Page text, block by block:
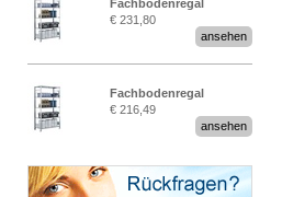
Fachbodenregal
Stecksystem MultiPlus
€ 231,80
ansehen
Fachbodenregal
Stecksystem MultiPlus
€ 216,49
ansehen